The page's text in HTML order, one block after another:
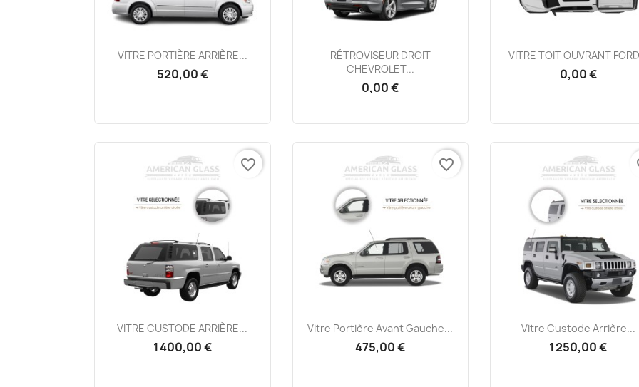
Aperçu rapide
VITRE PORTIÈRE ARRIÈRE...
520,00 €
Aperçu rapide
RÉTROVISEUR DROIT
CHEVROLET...
0,00 €
Aperçu rapide
VITRE TOIT OUVRANT
0,00 €
Aperçu rapide
VITRE CUSTODE ARRIÈRE...
1 400,00 €
favorite_border
Aperçu rapide
Vitre Portière Avant Gauche...
475,00 €
favorite_border
Aperçu rapide
Vitre Custode Arrière...
1 250,00 €